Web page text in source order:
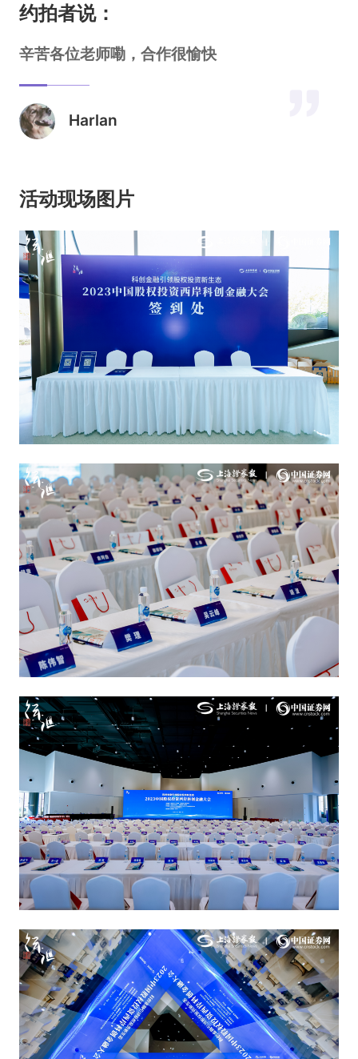
约拍者说：
辛苦各位老师嘞，合作很愉快
Harlan
活动现场图片